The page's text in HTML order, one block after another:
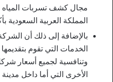
مجال كشف تسربات المياه
المملكة العربية السعودية
بالإضافة إلى ذلك أن
الخدمات التي تقوم
وتنافسية لجميع أسعار
الأخرى التي أما داخل